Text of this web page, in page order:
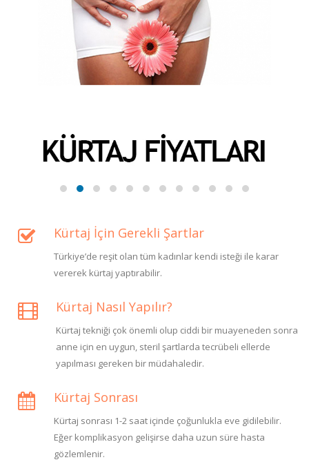
Kürtaj İçin Gerekli Şartlar
Türkiye’de reşit olan tüm kadınlar kendi isteği ile karar
vererek kürtaj yaptırabilir.
Kürtaj Nasıl Yapılır?
Kürtaj tekniği çok önemli olup ciddi bir muayeneden sonra
anne için en uygun, steril şartlarda tecrübeli ellerde
yapılması gereken bir müdahaledir.
Kürtaj Sonrası
Kürtaj sonrası 1-2 saat içinde çoğunlukla eve gidilebilir.
Eğer komplikasyon gelişirse daha uzun süre hasta
gözlemlenir.